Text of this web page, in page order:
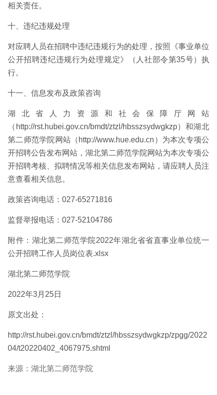
相关责任。
十、违纪违规处理
对应聘人员在招聘中违纪违规行为的处理，按照《事业单位
公开招聘违纪违规行为处理规定》（人社部令第35号）执
行。
十一、信息发布及政策咨询
湖北省人力资源和社会保障厅网站
（http://rst.hubei.gov.cn/bmdt/ztzl/hbsszsydwgkzp）和湖北
第二师范学院网站（http://www.hue.edu.cn）为本次专项公
开招聘公告发布网站，湖北第二师范学院网站为本次专项公
开招聘考核、拟聘情况等相关信息发布网站，请应聘人员注
意查看相关信息。
政策咨询电话：027-65271816
监督举报电话：027-52104786
附件：湖北第二师范学院2022年湖北省省直事业单位统一
公开招聘工作人员岗位表.xlsx
湖北第二师范学院
2022年3月25日
原文出处：
http://rst.hubei.gov.cn/bmdt/ztzl/hbsszsydwgkzp/zpgg/2022
04/t20220402_4067975.shtml
来源：湖北第二师范学院